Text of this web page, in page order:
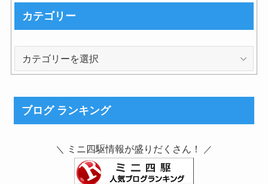
カテゴリー
リ
ブログ ランキング
＼ ミニ四駆情報が盛りだくさん！ ／